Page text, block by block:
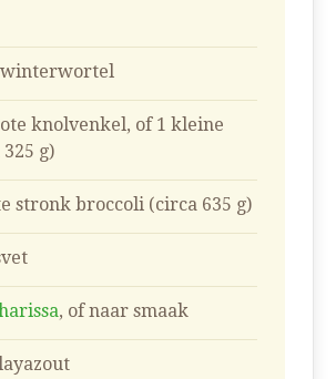
winterwortel
knolvenkel, of 1 kleine
g)
stronk broccoli (circa 635 g)
, of naar smaak